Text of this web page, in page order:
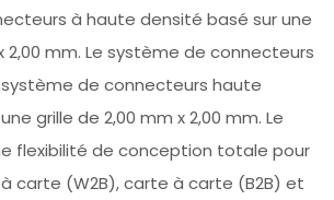
à haute densité basé sur une
2,00 mm. Le système de connecteurs
de connecteurs haute
grille de 2,00 mm x 2,00 mm. Le
flexibilité de conception totale pour
carte (W2B), carte à carte (B2B) et